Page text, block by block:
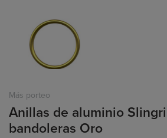
Más porteo
Anillas de aluminio
bandoleras Oro